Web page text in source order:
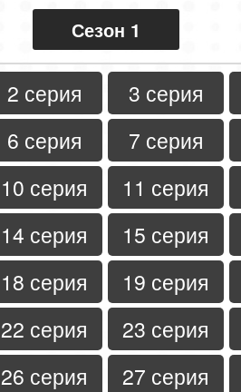
Сезон 1
2 серия
3 серия
6 серия
7 серия
10 серия
11 серия
14 серия
15 серия
18 серия
19 серия
22 серия
23 серия
26 серия
27 серия